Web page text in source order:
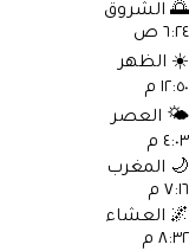
🌅 الشروق
٦:٢٤ ص
☀️ الظهر
١٢:٥٠ م
🌤️ العصر
٤:٠٣ م
🌙 المغرب
٧:١٦ م
🌌 العشاء
٨:٣٢ م